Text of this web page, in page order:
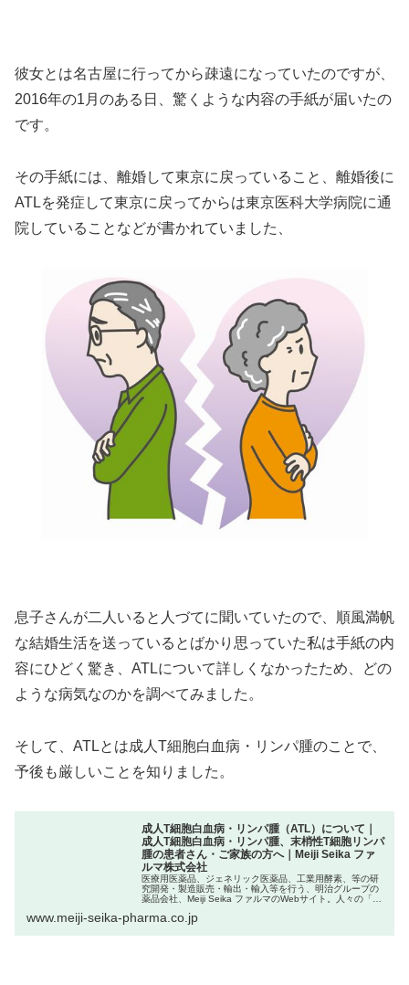
彼女とは名古屋に行ってから疎遠になっていたのですが、
2016年の1月のある日、驚くような内容の手紙が届いたの
です。
その手紙には、離婚して東京に戻っていること、離婚後に
ATLを発症して東京に戻ってからは東京医科大学病院に通
院していることなどが書かれていました、
息子さんが二人いると人づてに聞いていたので、順風満帆
な結婚生活を送っているとばかり思っていた私は手紙の内
容にひどく驚き、ATLについて詳しくなかったため、どの
ような病気なのかを調べてみました。
そして、ATLとは成人T細胞白血病・リンパ腫のことで、
予後も厳しいことを知りました。
成人T細胞白血病・リンパ腫（ATL）について｜
成人T細胞白血病・リンパ腫、末梢性T細胞リンパ
腫の患者さん・ご家族の方へ｜Meiji Seika ファ
ルマ株式会社
医療用医薬品、ジェネリック医薬品、工業用酵素、等の研
究開発・製造販売・輸出・輸入等を行う、明治グループの
薬品会社、Meiji Seika ファルマのWebサイト。人々の「健
ザーの皆様から信...
www.meiji-seika-pharma.co.jp